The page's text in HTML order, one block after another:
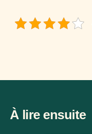
À lire ensuite